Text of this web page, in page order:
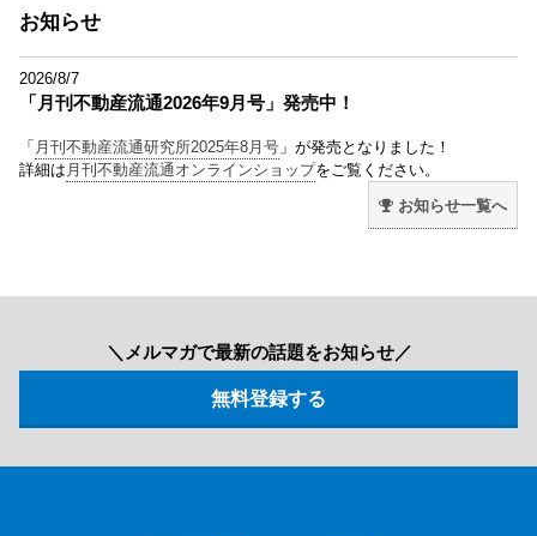
お知らせ
2026/8/7
「月刊不動産流通2026年9月号」発売中！
「 月刊不動産流通研究所2025年8月号 」が発売となりました！
詳細は 月刊不動産流通オンラインショップをご覧ください。
お知らせ一覧へ
＼メルマガで最新の話題をお知らせ／